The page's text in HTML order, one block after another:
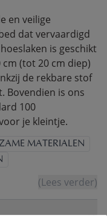
en veilige
dat vervaardigd
is geschikt
(tot 20 cm diep)
de rekbare stof
Bovendien is ons
100
je kleintje.
MATERIALEN
(Lees verder)